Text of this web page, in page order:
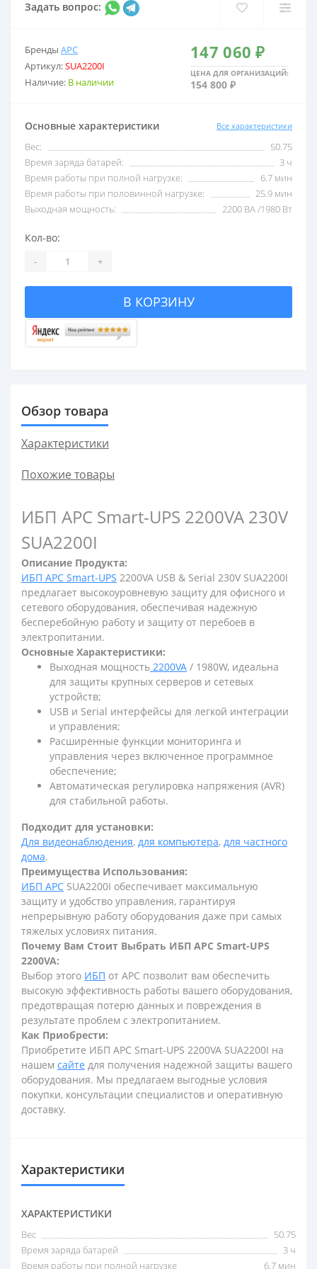
3 кВА
8 кВА
С внешними акб
Со встроенными акб
Со стабилизатором
Задать вопрос:
Бренды APC
Артикул:SUA2200I
Наличие: В наличии
147 060 ₽
ЦЕНА ДЛЯ ОРГАНИЗАЦИЙ:
154 800 ₽
Основные характеристики Все характеристики
Вес:
50.75
Время заряда батарей:
3 ч
Время работы при полной нагрузке:
6.7 мин
Время работы при половинной нагрузке:
25.9 мин
Выходная мощность:
2200 ВА /1980 Вт
Кол-во:
- +
В КОРЗИНУ
Обзор товара
Характеристики
Похожие товары
ИБП APC Smart-UPS 2200VA 230V
SUA2200I
Описание Продукта:
ИБП APC Smart-UPS 2200VA USB & Serial 230V SUA2200I
предлагает высокоуровневую защиту для офисного и
сетевого оборудования, обеспечивая надежную
бесперебойную работу и защиту от перебоев в
электропитании.
Основные Характеристики:
Выходная мощность 2200VA / 1980W, идеальна
для защиты крупных серверов и сетевых
устройств;
USB и Serial интерфейсы для легкой интеграции
и управления;
Расширенные функции мониторинга и
управления через включенное программное
обеспечение;
Автоматическая регулировка напряжения (AVR)
для стабильной работы.
Подходит для установки:
Для видеонаблюдения, для компьютера, для частного
дома.
Преимущества Использования:
ИБП АРС SUA2200I обеспечивает максимальную
защиту и удобство управления, гарантируя
непрерывную работу оборудования даже при самых
тяжелых условиях питания.
Почему Вам Стоит Выбрать ИБП APC Smart-UPS
2200VA:
Выбор этого ИБП от АРС позволит вам обеспечить
высокую эффективность работы вашего оборудования,
предотвращая потерю данных и повреждения в
результате проблем с электропитанием.
Как Приобрести:
Приобретите ИБП APC Smart-UPS 2200VA SUA2200I на
нашем сайте для получения надежной защиты вашего
оборудования. Мы предлагаем выгодные условия
покупки, консультации специалистов и оперативную
доставку.
Характеристики
ХАРАКТЕРИСТИКИ
Вес
50.75
Время заряда батарей
3 ч
Время работы при полной нагрузке
6.7 мин